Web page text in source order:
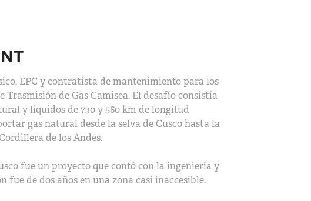
EPC y contratista de mantenimiento para los
de Gas Camisea. El desafío consistía
y líquidos de 730 y 560 km de longitud
gas natural desde la selva de Cusco hasta la
de los Andes.
fue un proyecto que contó con la ingeniería y
de dos años en una zona casi inaccesible.